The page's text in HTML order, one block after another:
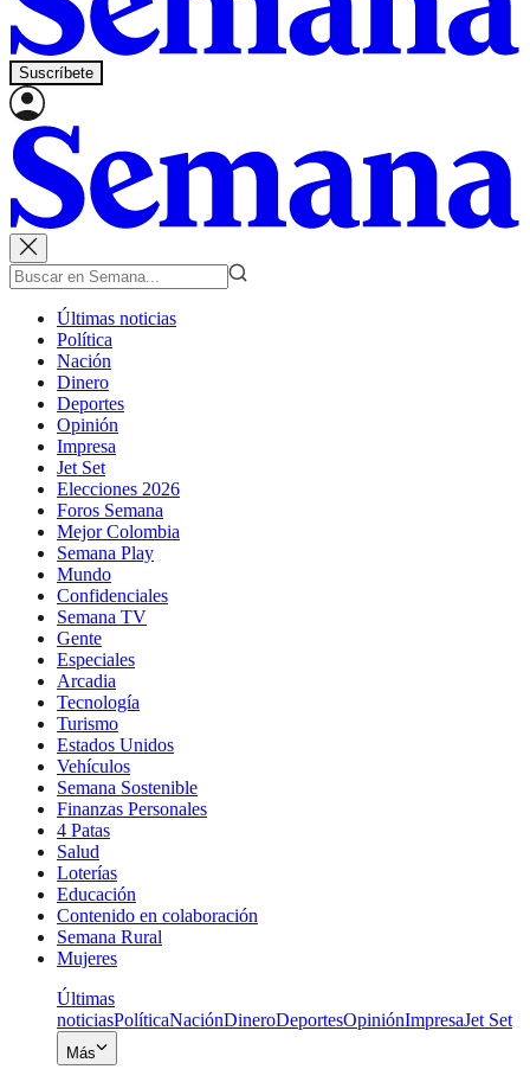
Suscríbete
Últimas noticias
Política
Nación
Dinero
Deportes
Opinión
Impresa
Jet Set
Elecciones 2026
Foros Semana
Mejor Colombia
Semana Play
Mundo
Confidenciales
Semana TV
Gente
Especiales
Arcadia
Tecnología
Turismo
Estados Unidos
Vehículos
Semana Sostenible
Finanzas Personales
4 Patas
Salud
Loterías
Educación
Contenido en colaboración
Semana Rural
Mujeres
Últimas
noticiasPolíticaNaciónDineroDeportesOpiniónImpresaJet Set
Más